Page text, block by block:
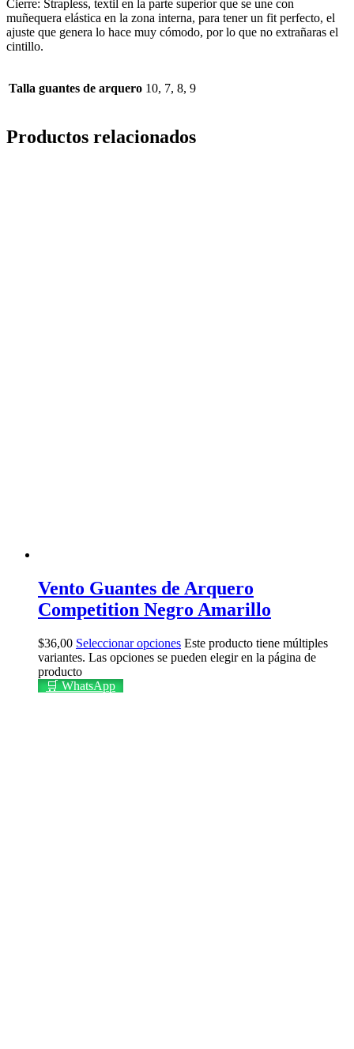
Cierre: Strapless, textil en la parte superior que se une con
muñequera elástica en la zona interna, para tener un fit perfecto, el
ajuste que genera lo hace muy cómodo, por lo que no extrañaras el
cintillo.
Talla guantes de arquero 10, 7, 8, 9
Productos relacionados
Vento Guantes de Arquero
Competition Negro Amarillo
$36,00 Seleccionar opciones Este producto tiene múltiples
variantes. Las opciones se pueden elegir en la página de
producto
🛒 WhatsApp